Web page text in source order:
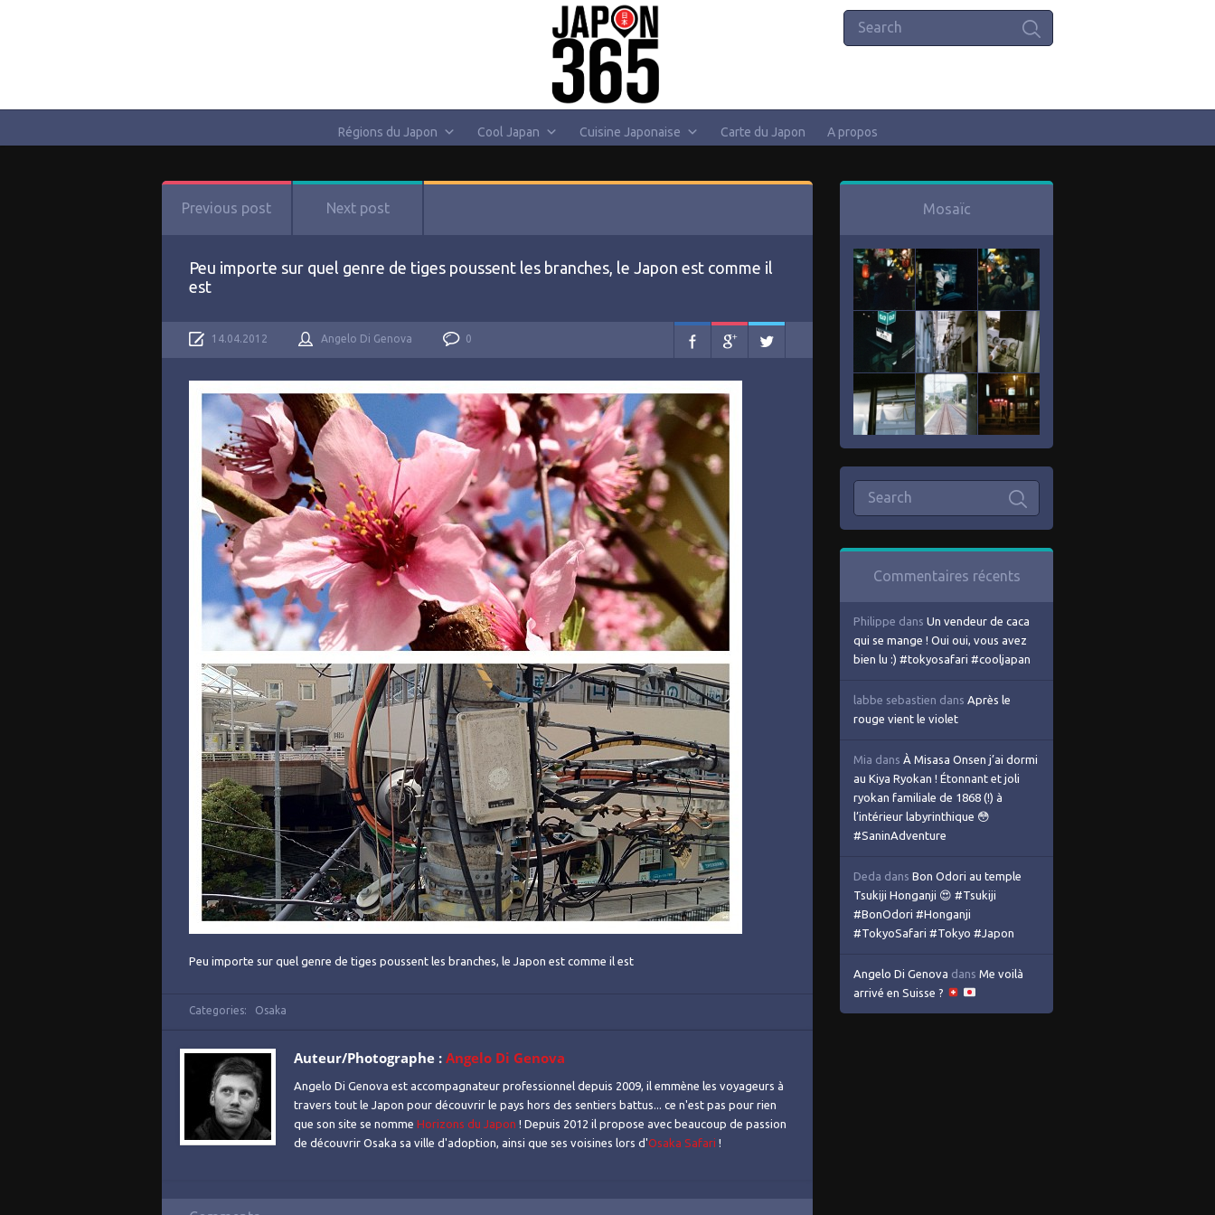
Régions du Japon Cool Japan Cuisine Japonaise Carte du Japon A propos
Previous post Next post
Peu importe sur quel genre de tiges poussent les branches, le Japon est comme il
est
14.04.2012 Angelo Di Genova 0
Peu importe sur quel genre de tiges poussent les branches, le Japon est comme il est
Categories: Osaka
Auteur/Photographe : Angelo Di Genova
Angelo Di Genova est accompagnateur professionnel depuis 2009, il emmène les voyageurs à
travers tout le Japon pour découvrir le pays hors des sentiers battus... ce n'est pas pour rien
que son site se nomme Horizons du Japon ! Depuis 2012 il propose avec beaucoup de passion
de découvrir Osaka sa ville d'adoption, ainsi que ses voisines lors d'Osaka Safari !
Mosaïc
Commentaires récents
Philippe dans Un vendeur de caca
qui se mange ! Oui oui, vous avez
bien lu :) #tokyosafari #cooljapan
labbe sebastien dans Après le
rouge vient le violet
Mia dans À Misasa Onsen j’ai dormi
au Kiya Ryokan ! Étonnant et joli
ryokan familiale de 1868 (!) à
l’intérieur labyrinthique 😳
#SaninAdventure
Deda dans Bon Odori au temple
Tsukiji Honganji 😍 #Tsukiji
#BonOdori #Honganji
#TokyoSafari #Tokyo #Japon
Angelo Di Genova dans Me voilà
arrivé en Suisse ?